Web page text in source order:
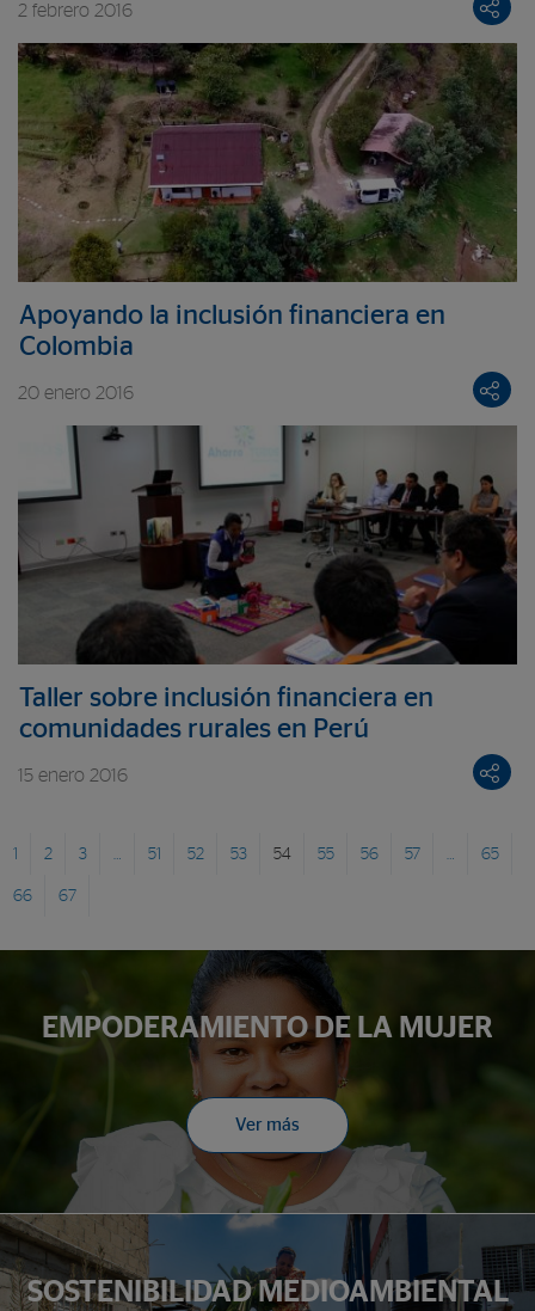
2 febrero 2016
Apoyando la inclusión financiera en
Colombia
20 enero 2016
Taller sobre inclusión financiera en
comunidades rurales en Perú
15 enero 2016
1 2 3 51 52 53 54 55 56 57 65
66 67
EMPODERAMIENTO DE LA MUJER
Ver más
SOSTENIBILIDAD MEDIOAMBIENTAL